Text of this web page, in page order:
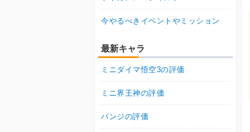
今やるべきイベントやミッション
最新キャラ
ミニダイマ悟空3の評価
ミニ界王神の評価
パンジの評価